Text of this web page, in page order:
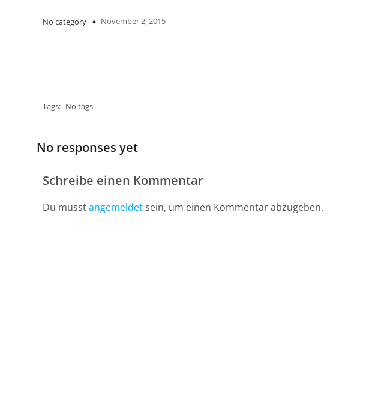
No category November 2, 2015
Tags: No tags
No responses yet
Schreibe einen Kommentar
Du musstangemeldet sein, um einen Kommentar abzugeben.